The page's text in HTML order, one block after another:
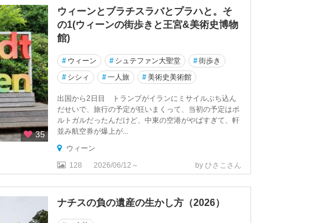
35
ウィーンとブラチスラバとプラハと。そ
の1(ウィーンの街歩きと王宮&美術史博物
館)
# ウィーン # シュテファン大聖堂 #街歩き
# シシィ #一人旅 #美術史美術館
出国から2日目 トランプがイランにミサイルぶち込ん
だせいで、旅行の予定が狂いまくって、当初の予定はポ
ルトガルだったんだけど、中東の空港がやばすぎて、軒
並み航空券が爆上が...
ウィーン
128
2026/06/12～ by ひさこさん
ナチスの負の遺産の生かし方（2026）